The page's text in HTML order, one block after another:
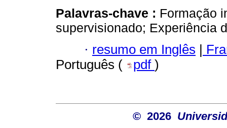
Palavras-chave : Formação
supervisionado; Experiência
· resumo em Inglês |
Português (
pdf )
© 2026